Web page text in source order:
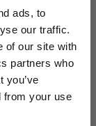
ads, to
our traffic.
of our site with
partners who
you’ve
from your use
het
eerst
of
kunnen
Deze